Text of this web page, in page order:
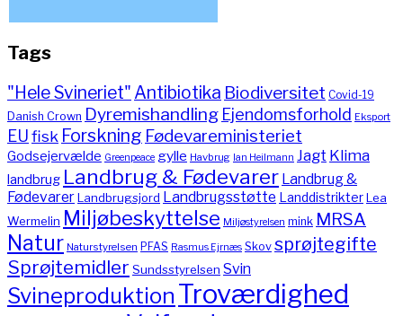
Tags
"Hele Svineriet" Antibiotika Biodiversitet Covid-19
Danish Crown Dyremishandling Ejendomsforhold Eksport
EUfisk Forskning Fødevareministeriet
Godsejervælde Greenpeace gylle Havbrug Ian Heilmann Jagt Klima
landbrug Landbrug & Fødevarer Landbrug &
FødevarerLandbrugsjord Landbrugsstøtte LanddistrikterLea
Wermelin Miljøbeskyttelse Miljøstyrelsen mink MRSA
Natur Naturstyrelsen PFAS Rasmus Ejrnæs Skov sprøjtegifte
Sprøjtemidler Sundsstyrelsen Svin
Svineproduktion Troværdighed